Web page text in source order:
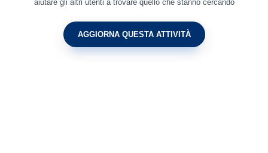
aiutare gli altri utenti a trovare quello che stanno cercando